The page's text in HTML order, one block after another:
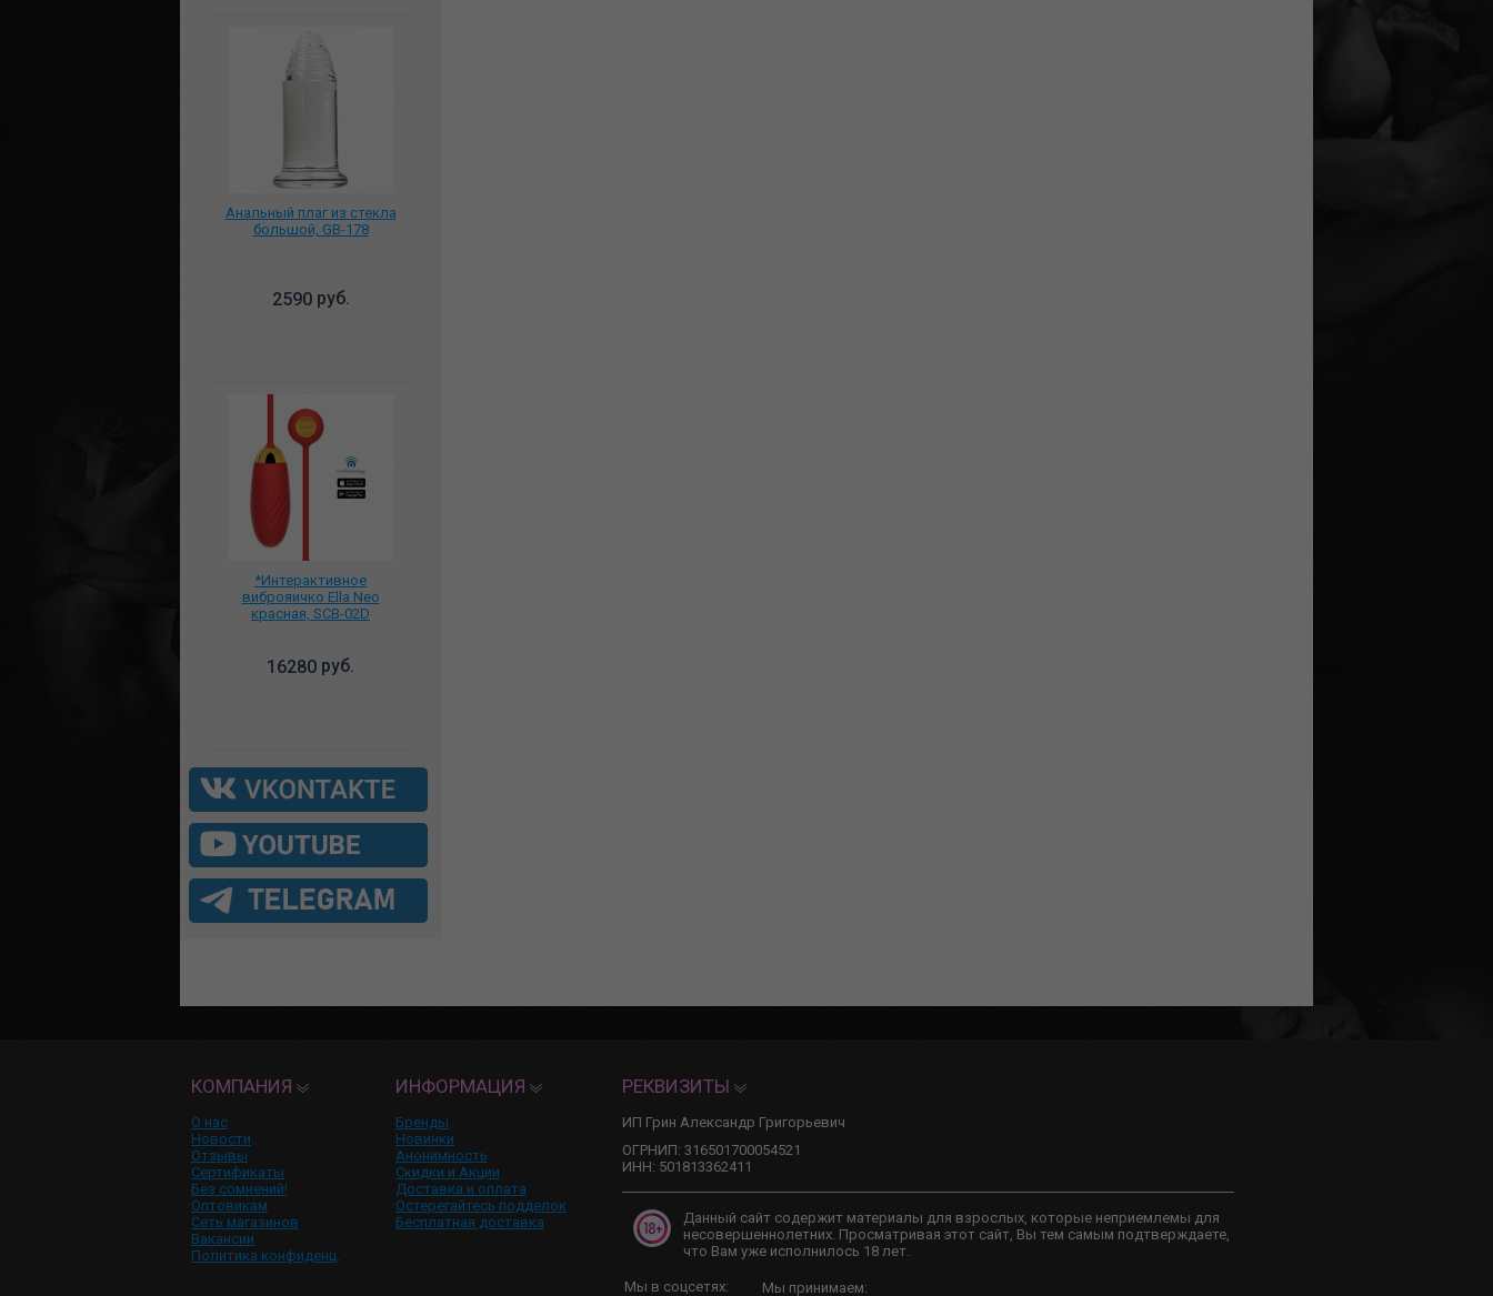
Анальный плаг из стекла
большой, GB-178
2590руб.
*Интерактивное
виброяичко Ella Neo
красная, SCB-02D
16280 руб.
КОМПАНИЯ
О нас
Новости
Отзывы
Сертификаты
Без сомнений!
Оптовикам
Сеть магазинов
Вакансии
Политика конфиденц.
ИНФОРМАЦИЯ
Бренды
Новинки
Анонимность
Скидки и Акции
Доставка и оплата
Остерегайтесь подделок
Бесплатная доставка
РЕКВИЗИТЫ
ИП Грин Александр Григорьевич
ОГРНИП: 316501700054521
ИНН: 501813362411
Данный сайт содержит материалы для взрослых, которые неприемлемы для
несовершеннолетних. Просматривая этот сайт, Вы тем самым подтверждаете,
что Вам уже исполнилось 18 лет.
Мы в соцсетях: Мы принимаем: